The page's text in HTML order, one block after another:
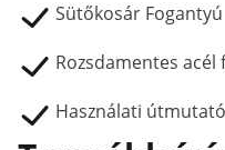
Sütőkosár Fogantyú
Rozsdamentes acél
Használati útmutató